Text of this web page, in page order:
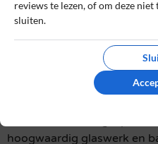
Echte ervaringen van
Reviews worden
Nordic Bar
hoogwaardig glaswerk en
reviews te lezen, of om deze
sluiten.